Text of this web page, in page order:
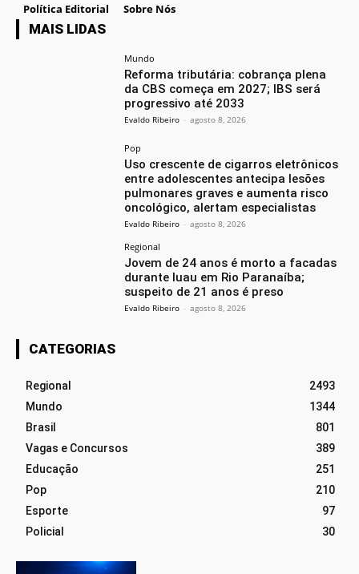
Política Editorial Sobre Nós
MAIS LIDAS
Mundo
Reforma tributária: cobrança plena
da CBS começa em 2027; IBS será
progressivo até 2033
Evaldo Ribeiro - agosto 8, 2026
Pop
Uso crescente de cigarros eletrônicos
entre adolescentes antecipa lesões
pulmonares graves e aumenta risco
oncológico, alertam especialistas
Evaldo Ribeiro - agosto 8, 2026
Regional
Jovem de 24 anos é morto a facadas
durante luau em Rio Paranaíba;
suspeito de 21 anos é preso
Evaldo Ribeiro - agosto 8, 2026
CATEGORIAS
Regional
2493
Mundo
1344
Brasil
801
Vagas e Concursos
389
Educação
251
Pop
210
Esporte
97
Policial
30